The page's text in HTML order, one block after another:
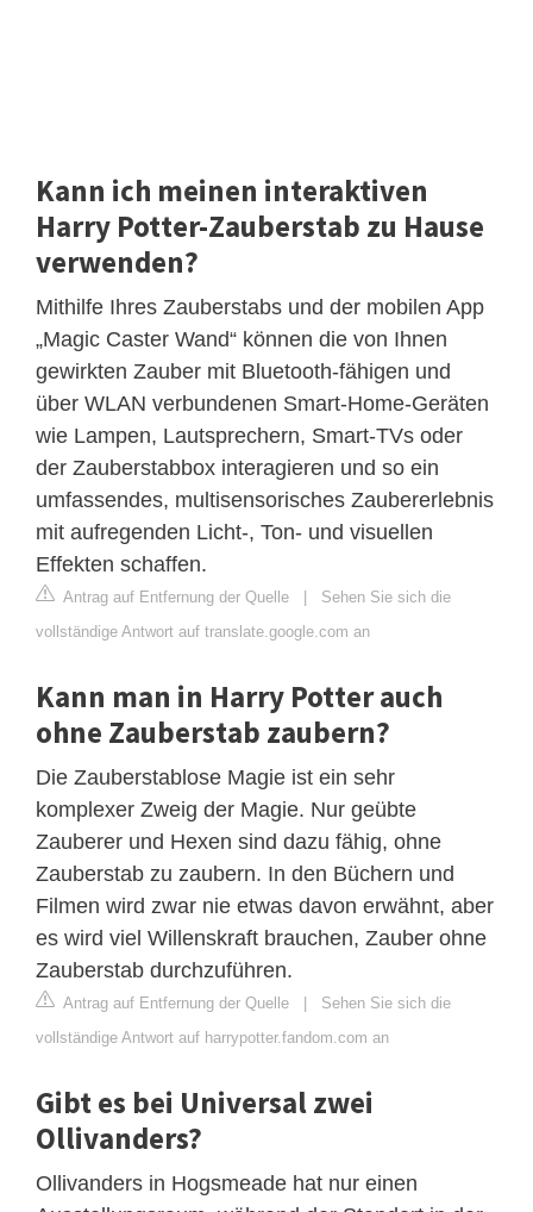
Kann ich meinen interaktiven
Harry Potter-Zauberstab zu Hause
verwenden?
Mithilfe Ihres Zauberstabs und der mobilen App
„Magic Caster Wand“ können die von Ihnen
gewirkten Zauber mit Bluetooth-fähigen und
über WLAN verbundenen Smart-Home-Geräten
wie Lampen, Lautsprechern, Smart-TVs oder
der Zauberstabbox interagieren und so ein
umfassendes, multisensorisches Zaubererlebnis
mit aufregenden Licht-, Ton- und visuellen
Effekten schaffen.
Antrag auf Entfernung der Quelle | Sehen Sie sich die
vollständige Antwort auf translate.google.com an
Kann man in Harry Potter auch
ohne Zauberstab zaubern?
Die Zauberstablose Magie ist ein sehr
komplexer Zweig der Magie. Nur geübte
Zauberer und Hexen sind dazu fähig, ohne
Zauberstab zu zaubern. In den Büchern und
Filmen wird zwar nie etwas davon erwähnt, aber
es wird viel Willenskraft brauchen, Zauber ohne
Zauberstab durchzuführen.
Antrag auf Entfernung der Quelle | Sehen Sie sich die
vollständige Antwort auf harrypotter.fandom.com an
Gibt es bei Universal zwei
Ollivanders?
Ollivanders in Hogsmeade hat nur einen